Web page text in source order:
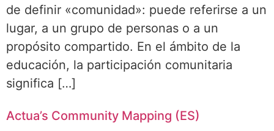
de definir «comunidad»: puede referirse a un
lugar, a un grupo de personas o a un
propósito compartido. En el ámbito de la
educación, la participación comunitaria
significa […]
Actua’s Community Mapping (ES)